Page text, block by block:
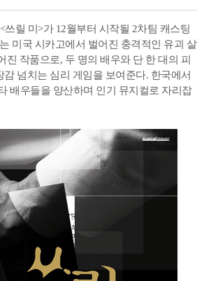
쓰릴 미>가 12월부터 시작될 2차팀 캐스팅
미국 시카고에서 벌어진 충격적인 유괴 살
진 작품으로, 두 명의 배우와 단 한 대의 피
넘치는 심리 게임을 보여준다. 한국에서
배우들을 양산하며 인기 뮤지컬로 자리잡